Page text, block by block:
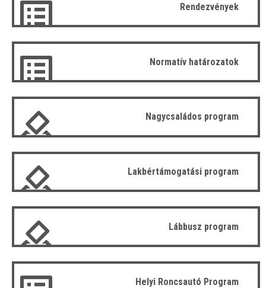
Rendezvények
Normatív határozatok
Nagycsaládos program
Lakbértámogatási program
Lábbusz program
Helyi Roncsautó Program